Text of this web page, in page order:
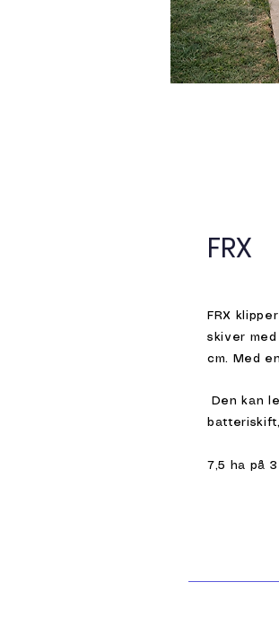
FRX
FRX
skiver
cm. Med
Den kan
7,5 ha på